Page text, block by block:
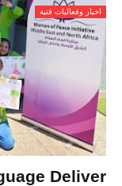
اخبار وفعاليات فنية
Deliver